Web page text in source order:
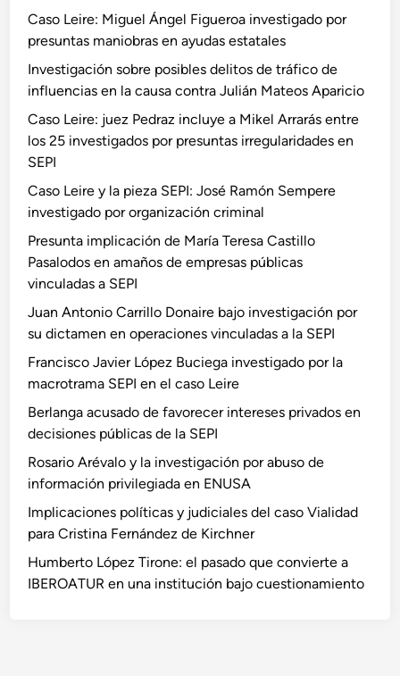
Caso Leire: Miguel Ángel Figueroa investigado por
presuntas maniobras en ayudas estatales
Investigación sobre posibles delitos de tráfico de
influencias en la causa contra Julián Mateos Aparicio
Caso Leire: juez Pedraz incluye a Mikel Arrarás entre
los 25 investigados por presuntas irregularidades en
SEPI
Caso Leire y la pieza SEPI: José Ramón Sempere
investigado por organización criminal
Presunta implicación de María Teresa Castillo
Pasalodos en amaños de empresas públicas
vinculadas a SEPI
Juan Antonio Carrillo Donaire bajo investigación por
su dictamen en operaciones vinculadas a la SEPI
Francisco Javier López Buciega investigado por la
macrotrama SEPI en el caso Leire
Berlanga acusado de favorecer intereses privados en
decisiones públicas de la SEPI
Rosario Arévalo y la investigación por abuso de
información privilegiada en ENUSA
Implicaciones políticas y judiciales del caso Vialidad
para Cristina Fernández de Kirchner
Humberto López Tirone: el pasado que convierte a
IBEROATUR en una institución bajo cuestionamiento